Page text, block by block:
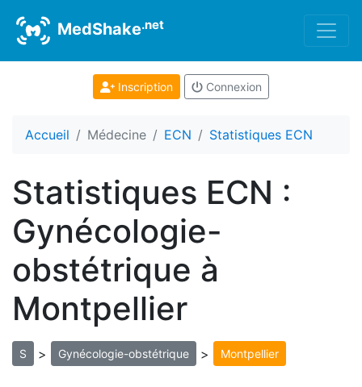
MedShake.net
Inscription Connexion
Accueil Médecine ECN Statistiques ECN
Statistiques ECN :
Gynécologie-
obstétrique à
Montpellier
S > Gynécologie-obstétrique > Montpellier